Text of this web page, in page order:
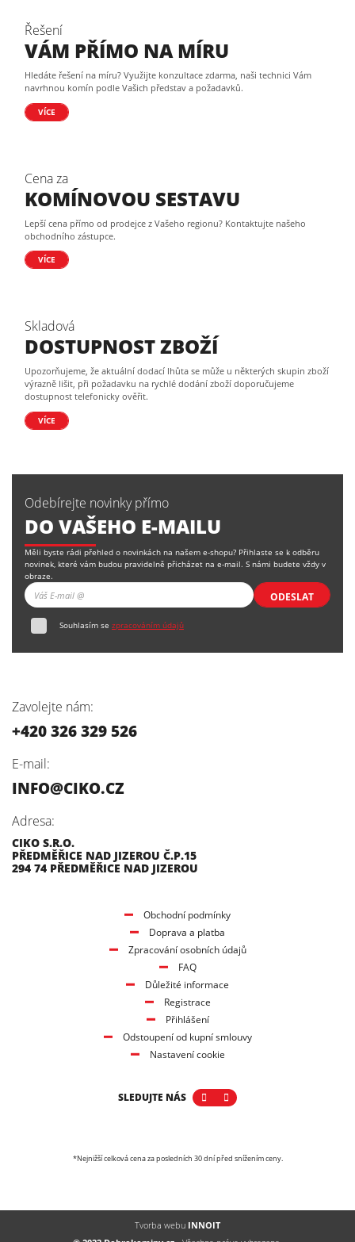
Řešení
VÁM PŘÍMO NA MÍRU
Hledáte řešení na míru? Využijte konzultace zdarma, naši technici Vám
navrhnou komín podle Vašich představ a požadavků.
VÍCE
Cena za
KOMÍNOVOU SESTAVU
Lepší cena přímo od prodejce z Vašeho regionu? Kontaktujte našeho
obchodního zástupce.
VÍCE
Skladová
DOSTUPNOST ZBOŽÍ
Upozorňujeme, že aktuální dodací lhůta se může u některých skupin zboží
výrazně lišit, při požadavku na rychlé dodání zboží doporučujeme
dostupnost telefonicky ověřit.
VÍCE
Odebírejte novinky přímo
DO VAŠEHO E-MAILU
Měli byste rádi přehled o novinkách na našem e-shopu? Přihlaste se k odběru
novinek, které vám budou pravidelně přicházet na e-mail. S námi budete vždy v
obraze.
ODESLAT
Souhlasím se zpracováním údajů
Zavolejte nám:
+420 326 329 526
E-mail:
INFO@CIKO.CZ
Adresa:
CIKO S.R.O.
PŘEDMĚŘICE NAD JIZEROU Č.P.15
294 74 PŘEDMĚŘICE NAD JIZEROU
Obchodní podmínky
Doprava a platba
Zpracování osobních údajů
FAQ
Důležité informace
Registrace
Přihlášení
Odstoupení od kupní smlouvy
Nastavení cookie
SLEDUJTE NÁS
*Nejnižší celková cena za posledních 30 dní před snížením ceny.
Tvorba webu INNOIT